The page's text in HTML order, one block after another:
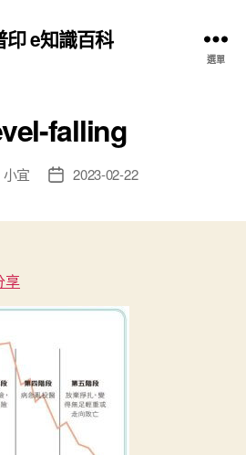
印 e知識百科
選單
falling
小宜
文 2023-02-22
享